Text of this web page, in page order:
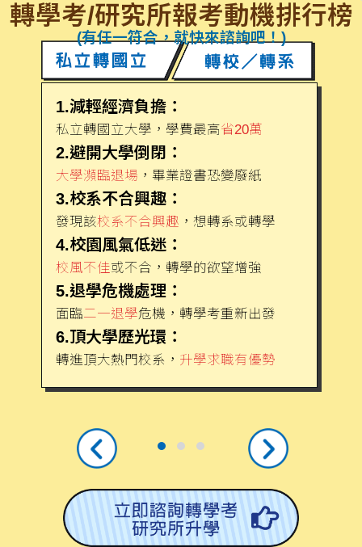
轉學考/研究所報考動機排行榜
(有任一符合，就快來諮詢吧！)
1.減輕經濟負擔：
私立轉國立大學，學費最高省20萬
2.避開大學倒閉：
大學瀕臨退場 ，畢業證書恐變廢紙
3.校系不合興趣：
發現該校系不合興趣 ，想轉系或轉學
4.校園風氣低迷：
校風不佳或不合，轉學的欲望增強
5.退學危機處理：
面臨二一退學危機，轉學考重新出發
6.頂大學歷光環：
轉進頂大熱門校系， 升學求職有優勢